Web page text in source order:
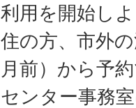
利用を開始し
住の方、市外
月前）から予
センター事務